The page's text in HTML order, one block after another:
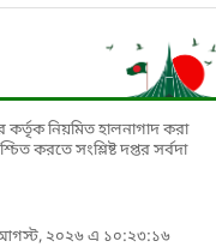
কর্তৃক নিয়মিত হালনাগাদ করা
করতে সংশ্লিষ্ট দপ্তর সর্বদা
আগস্ট, ২০২৬ এ ১০:২৩:১৬